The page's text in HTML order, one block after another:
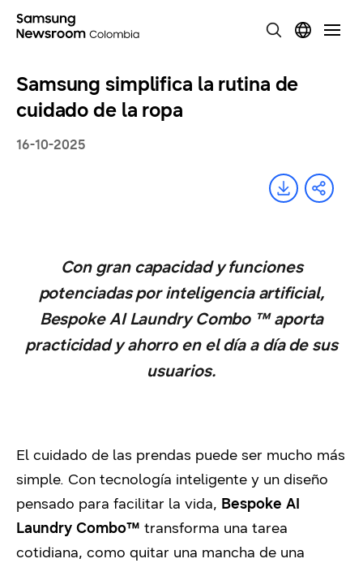
Samsung simplifica la rutina de
cuidado de la ropa
16-10-2025
Con gran capacidad y funciones
potenciadas por inteligencia artificial,
Bespoke AI Laundry Combo ™ aporta
practicidad y ahorro en el día a día de sus
usuarios.
El cuidado de las prendas puede ser mucho más
simple. Con tecnología inteligente y un diseño
pensado para facilitar la vida, Bespoke AI
Laundry Combo™ transforma una tarea
cotidiana, como quitar una mancha de una